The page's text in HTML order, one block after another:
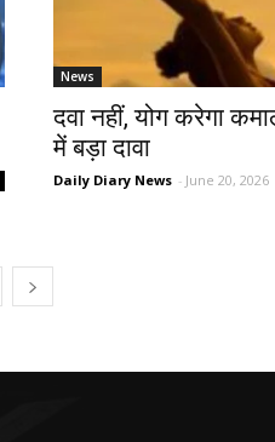
News
दवा नहीं, योग करेगा
में बड़ा दावा
Daily Diary News - June 20, 2026